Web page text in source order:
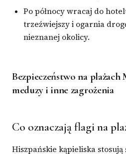
Po północy wracaj do
trzeźwiejszy i ogarnia
nieznanej okolicy.
Bezpieczeństwo na
meduzy i inne zagrożenia
Co oznaczają flagi na
Hiszpańskie kąpieliska